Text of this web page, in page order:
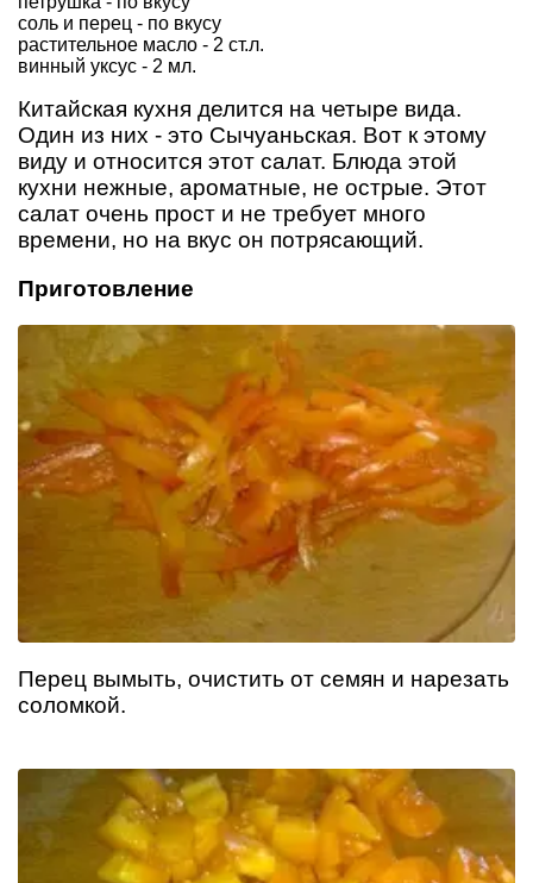
соль и перец - по вкусу
растительное масло - 2 ст.л.
винный уксус - 2 мл.
Китайская кухня делится на четыре вида.
Один из них - это Сычуаньская. Вот к этому
виду и относится этот салат. Блюда этой
кухни нежные, ароматные, не острые. Этот
салат очень прост и не требует много
времени, но на вкус он потрясающий.
Приготовление
Перец вымыть, очистить от семян и нарезать
соломкой.